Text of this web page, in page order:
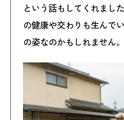
という話もしてくれまし
の健康や交わりも生んで
の姿なのかもしれません。